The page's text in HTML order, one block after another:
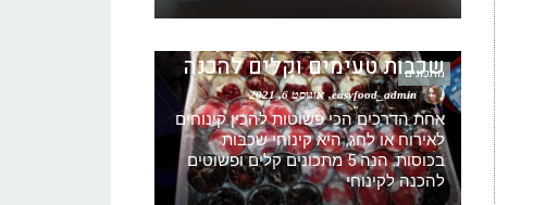
מתכונים
שכבות טעימים וקלים להכנה
easyfood_admin אוגוסט 6, 2021
אחת הדרכים הכי פשוטות להכין קינוחים
לאירוח או לחג, היא קינוחי שכבות
בכוסות. הנה 5 מתכונים קלים ופשוטים
להכנה לקינוחי